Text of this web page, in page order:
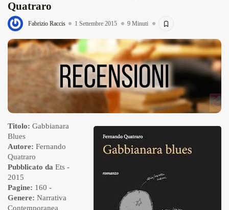
Quatraro
Fabrizio Raccis 1 Settembre 2015 9 Minuti
Titolo: Gabbianara
Blues
Autore: Fernando
Quatraro
Pubblicato da Ets -
2015
Pagine: 160 -
Genere: Narrativa
Contemporanea